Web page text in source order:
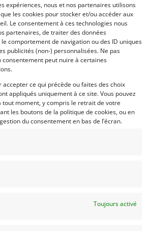
expériences, nous et nos partenaires utilisons
les cookies pour stocker et/ou accéder aux
Le consentement à ces technologies nous
partenaires, de traiter des données
comportement de navigation ou des ID uniques
publicités (non-) personnalisées. Ne pas
peut nuire à certaines
accepter ce qui précède ou faites des choix
appliqués uniquement à ce site. Vous pouvez
tout moment, y compris le retrait de votre
les boutons de la politique de cookies, ou en
du consentement en bas de l’écran.
Toujours activé